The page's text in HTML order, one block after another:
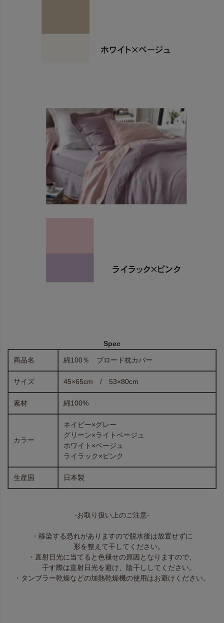
Spec
商品名 綿100％ ブロード枕カバー
サイズ 45×65cm / 53×80cm
素材 綿100%
カラー
ネイビー×グレー
グリーン×ライトベージュ
ホワイト×ベージュ
ライラック×ピンク
生産国 日本製
-お取り扱い上のご注意-
・移染する恐れがありますので脱水後は放置せずに
形を整えて干してください。
・直射日光に当てると色褪せの原因となりますので、
干す際は直射日光を避け、陰干ししてください。
・タンブラー乾燥などの加熱乾燥機の使用はお避けください。